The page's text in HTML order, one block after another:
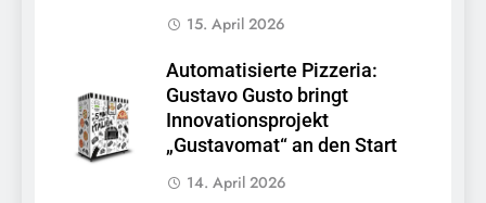
15. April 2026
Automatisierte Pizzeria:
Gustavo Gusto bringt
Innovationsprojekt
„Gustavomat“ an den Start
14. April 2026